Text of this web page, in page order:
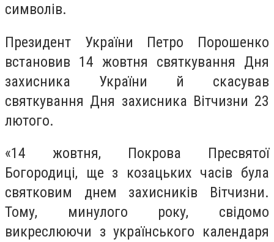
символів.
Президент України Петро Порошенко
встановив 14 жовтня святкування Дня
захисника України й скасував
святкування Дня захисника Вітчизни 23
лютого.
«14 жовтня, Покрова Пресвятої
Богородиці, ще з козацьких часів була
святковим днем захисників Вітчизни.
Тому, минулого року, свідомо
викреслюючи з українського календаря